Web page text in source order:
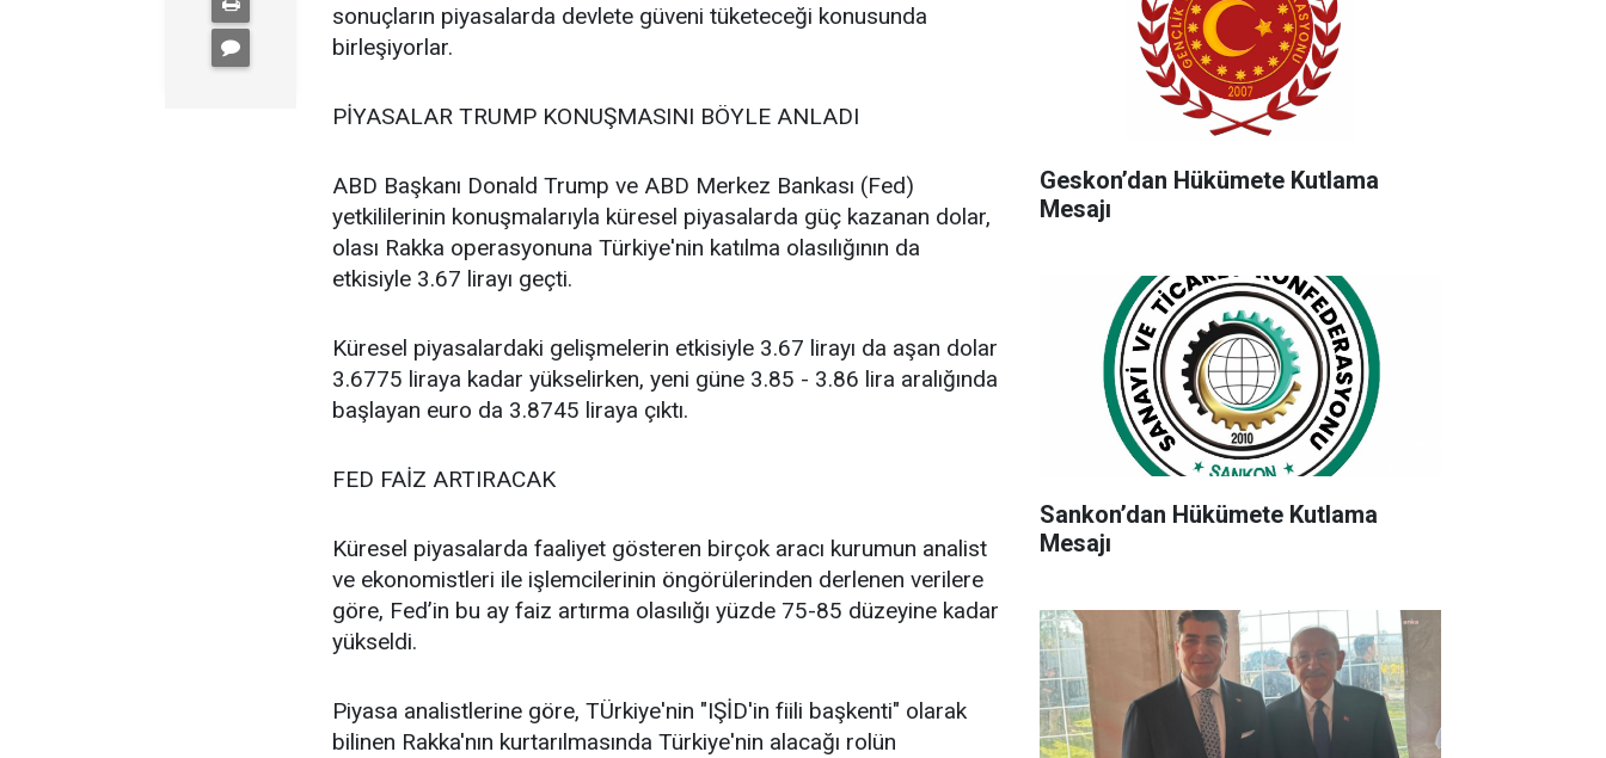
sonuçların piyasalarda devlete güveni tüketeceği konusunda
birleşiyorlar.
PİYASALAR TRUMP KONUŞMASINI BÖYLE ANLADI
ABD Başkanı Donald Trump ve ABD Merkez Bankası (Fed)
yetkililerinin konuşmalarıyla küresel piyasalarda güç kazanan dolar,
olası Rakka operasyonuna Türkiye'nin katılma olasılığının da
etkisiyle 3.67 lirayı geçti.
Küresel piyasalardaki gelişmelerin etkisiyle 3.67 lirayı da aşan dolar
3.6775 liraya kadar yükselirken, yeni güne 3.85 - 3.86 lira aralığında
başlayan euro da 3.8745 liraya çıktı.
FED FAİZ ARTIRACAK
Küresel piyasalarda faaliyet gösteren birçok aracı kurumun analist
ve ekonomistleri ile işlemcilerinin öngörülerinden derlenen verilere
göre, Fed’in bu ay faiz artırma olasılığı yüzde 75-85 düzeyine kadar
yükseldi.
Piyasa analistlerine göre, TÜrkiye'nin "IŞİD'in fiili başkenti" olarak
bilinen Rakka'nın kurtarılmasında Türkiye'nin alacağı rolün
Geskon’dan Hükümete Kutlama
Mesajı
Sankon’dan Hükümete Kutlama
Mesajı